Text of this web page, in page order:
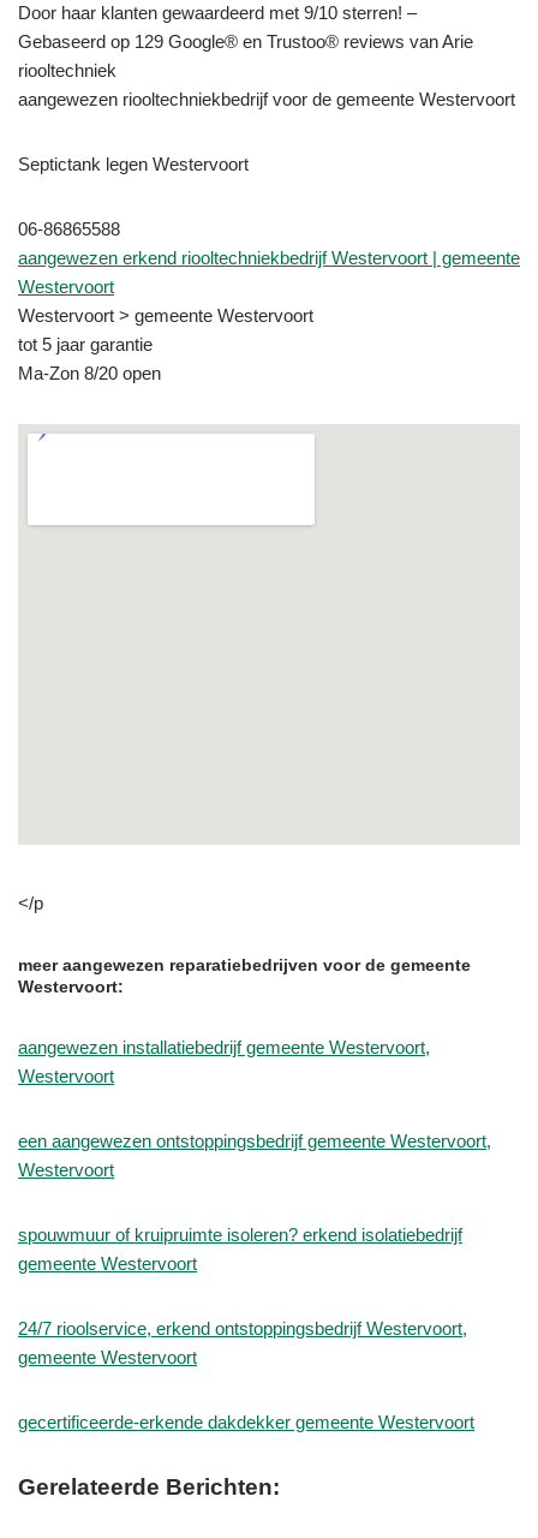
Door haar klanten gewaardeerd met 9/10 sterren! –
Gebaseerd op 129 Google® en Trustoo® reviews van Arie
riooltechniek
aangewezen riooltechniekbedrijf voor de gemeente Westervoort
Septictank legen Westervoort
06-86865588
aangewezen erkend riooltechniekbedrijf Westervoort | gemeente
Westervoort
Westervoort > gemeente Westervoort
tot 5 jaar garantie
Ma-Zon 8/20 open
</p
meer aangewezen reparatiebedrijven voor de gemeente
Westervoort:
aangewezen installatiebedrijf gemeente Westervoort,
Westervoort
een aangewezen ontstoppingsbedrijf gemeente Westervoort,
Westervoort
spouwmuur of kruipruimte isoleren? erkend isolatiebedrijf
gemeente Westervoort
24/7 rioolservice, erkend ontstoppingsbedrijf Westervoort,
gemeente Westervoort
gecertificeerde-erkende dakdekker gemeente Westervoort
Gerelateerde Berichten: